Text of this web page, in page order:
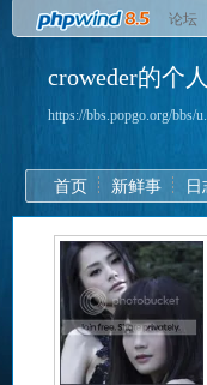
论坛
croweder的个
https://bbs.popgo.org/bbs/
首页 新鲜事 日